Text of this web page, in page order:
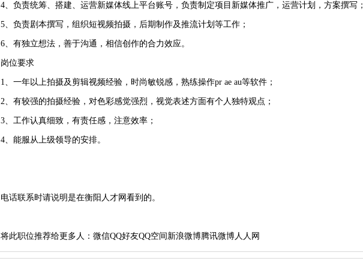
4、负责统筹、搭建、运营新媒体线上平台账号，负责制定项目新媒体推广，运营计划，方案撰写；
5、负责剧本撰写，组织短视频拍摄，后期制作及推流计划等工作；
6、有独立想法，善于沟通，相信创作的合力效应。
岗位要求
1、一年以上拍摄及剪辑视频经验，时尚敏锐感，熟练操作pr ae au等软件；
2、有较强的拍摄经验，对色彩感觉强烈，视觉表述方面有个人独特观点；
3、工作认真细致，有责任感，注意效率；
4、能服从上级领导的安排。
电话联系时请说明是在衡阳人才网看到的。
将此职位推荐给更多人： 微信QQ好友QQ空间 新浪微博腾讯微博人人网